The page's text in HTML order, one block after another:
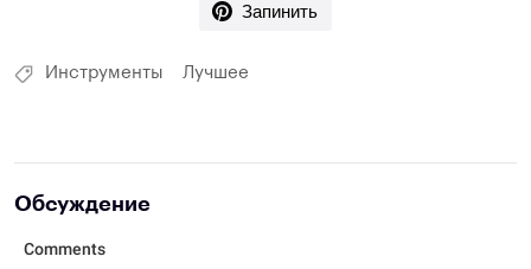
Запинить
Инструменты Лучшее
Обсуждение